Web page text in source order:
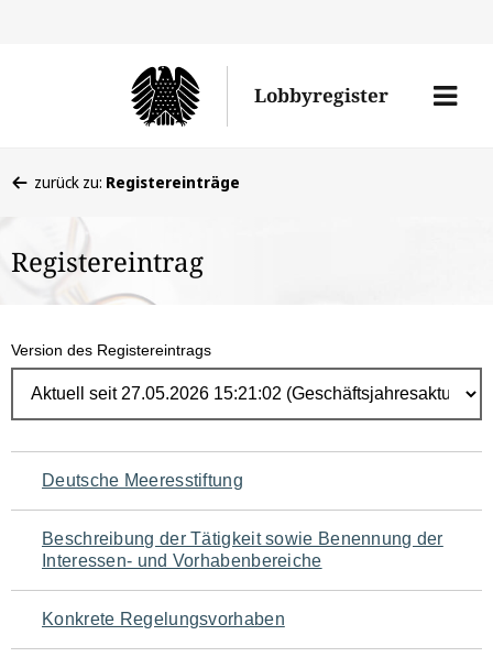
Lobbyregister
Menü
befinden
hier:
zurück zu: Registereinträge
Registereintrag
Version des Registereintrags
Navigation
für
den
Seiteninhalt
Deutsche Meeresstiftung
Beschreibung der Tätigkeit sowie Benennung der
Interessen- und Vorhabenbereiche
Konkrete Regelungsvorhaben